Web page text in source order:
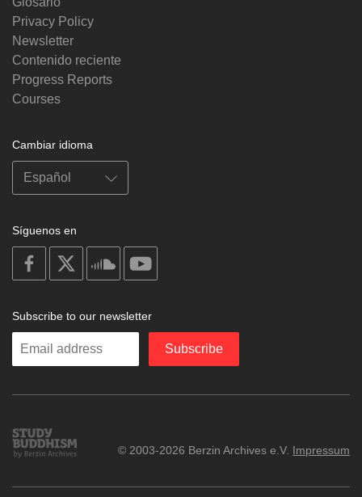
Privacy Policy
Newsletter
Contenido reciente
Progress Reports
Courses
Cambiar idioma
Síguenos en
on
facebook
soundcloud
Subscribe to our newsletter
Enter
Subscribe
Study
Buddhism
© 2003-2026 Berzin Archives e.V. Impressum